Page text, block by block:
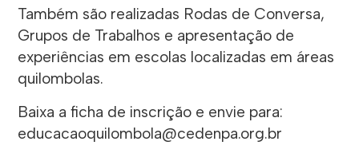
Também são realizadas Rodas de Conversa,
Grupos de Trabalhos e apresentação de
experiências em escolas localizadas em áreas
quilombolas.
Baixa a ficha de inscrição e envie para:
educacaoquilombola@cedenpa.org.br